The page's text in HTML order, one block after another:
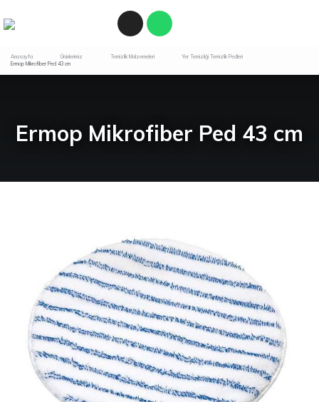
Ermop Mikrofiber Ped 43 cm
Anasayfa Ürünlerimiz Temizlik Malzemeleri
Yer Temizliği Temizlik Pedleri
Ermop Mikrofiber Ped 43 cm